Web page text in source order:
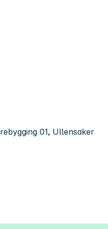
01, Ullensaker